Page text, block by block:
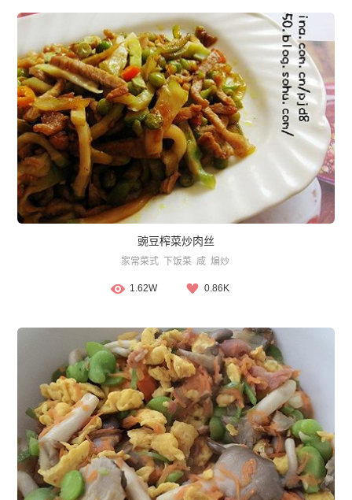
豌豆榨菜炒肉丝
家常菜式 下饭菜 咸 煸炒
1.62W 0.86K